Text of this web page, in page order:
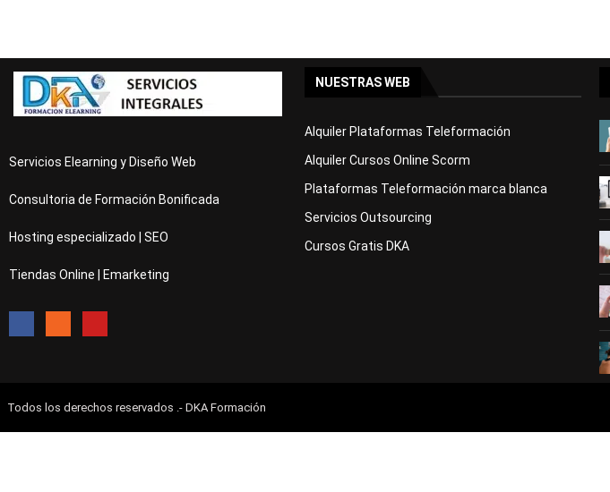
Servicios Elearning y Diseño Web
Consultoria de Formación Bonificada
Hosting especializado | SEO
Tiendas Online | Emarketing
NUESTRAS WEB
Alquiler Plataformas Teleformación
Alquiler Cursos Online Scorm
Plataformas Teleformación marca blanca
Servicios Outsourcing
Cursos Gratis DKA
Todos los derechos reservados .- DKA Formación